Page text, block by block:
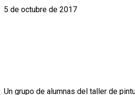
5 de octubre de 2017
Un grupo de alumnas del taller de